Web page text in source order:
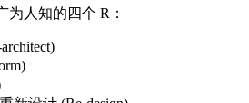
人知的四个 R：